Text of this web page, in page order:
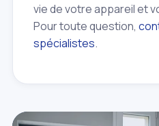
vie de votre appareil et
Pour toute question,
spécialistes.